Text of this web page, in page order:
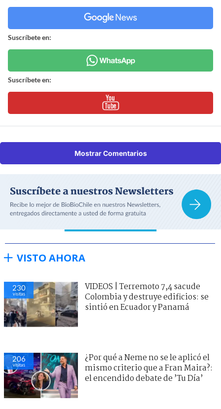
Suscríbete en:
Suscríbete en:
Mostrar Comentarios
VISTO AHORA
230
visitas
VIDEOS | Terremoto 7,4 sacude
Colombia y destruye edificios: se
sintió en Ecuador y Panamá
206
visitas
¿Por qué a Neme no se le aplicó el
mismo criterio que a Fran Maira?:
el encendido debate de ’Tu Día’